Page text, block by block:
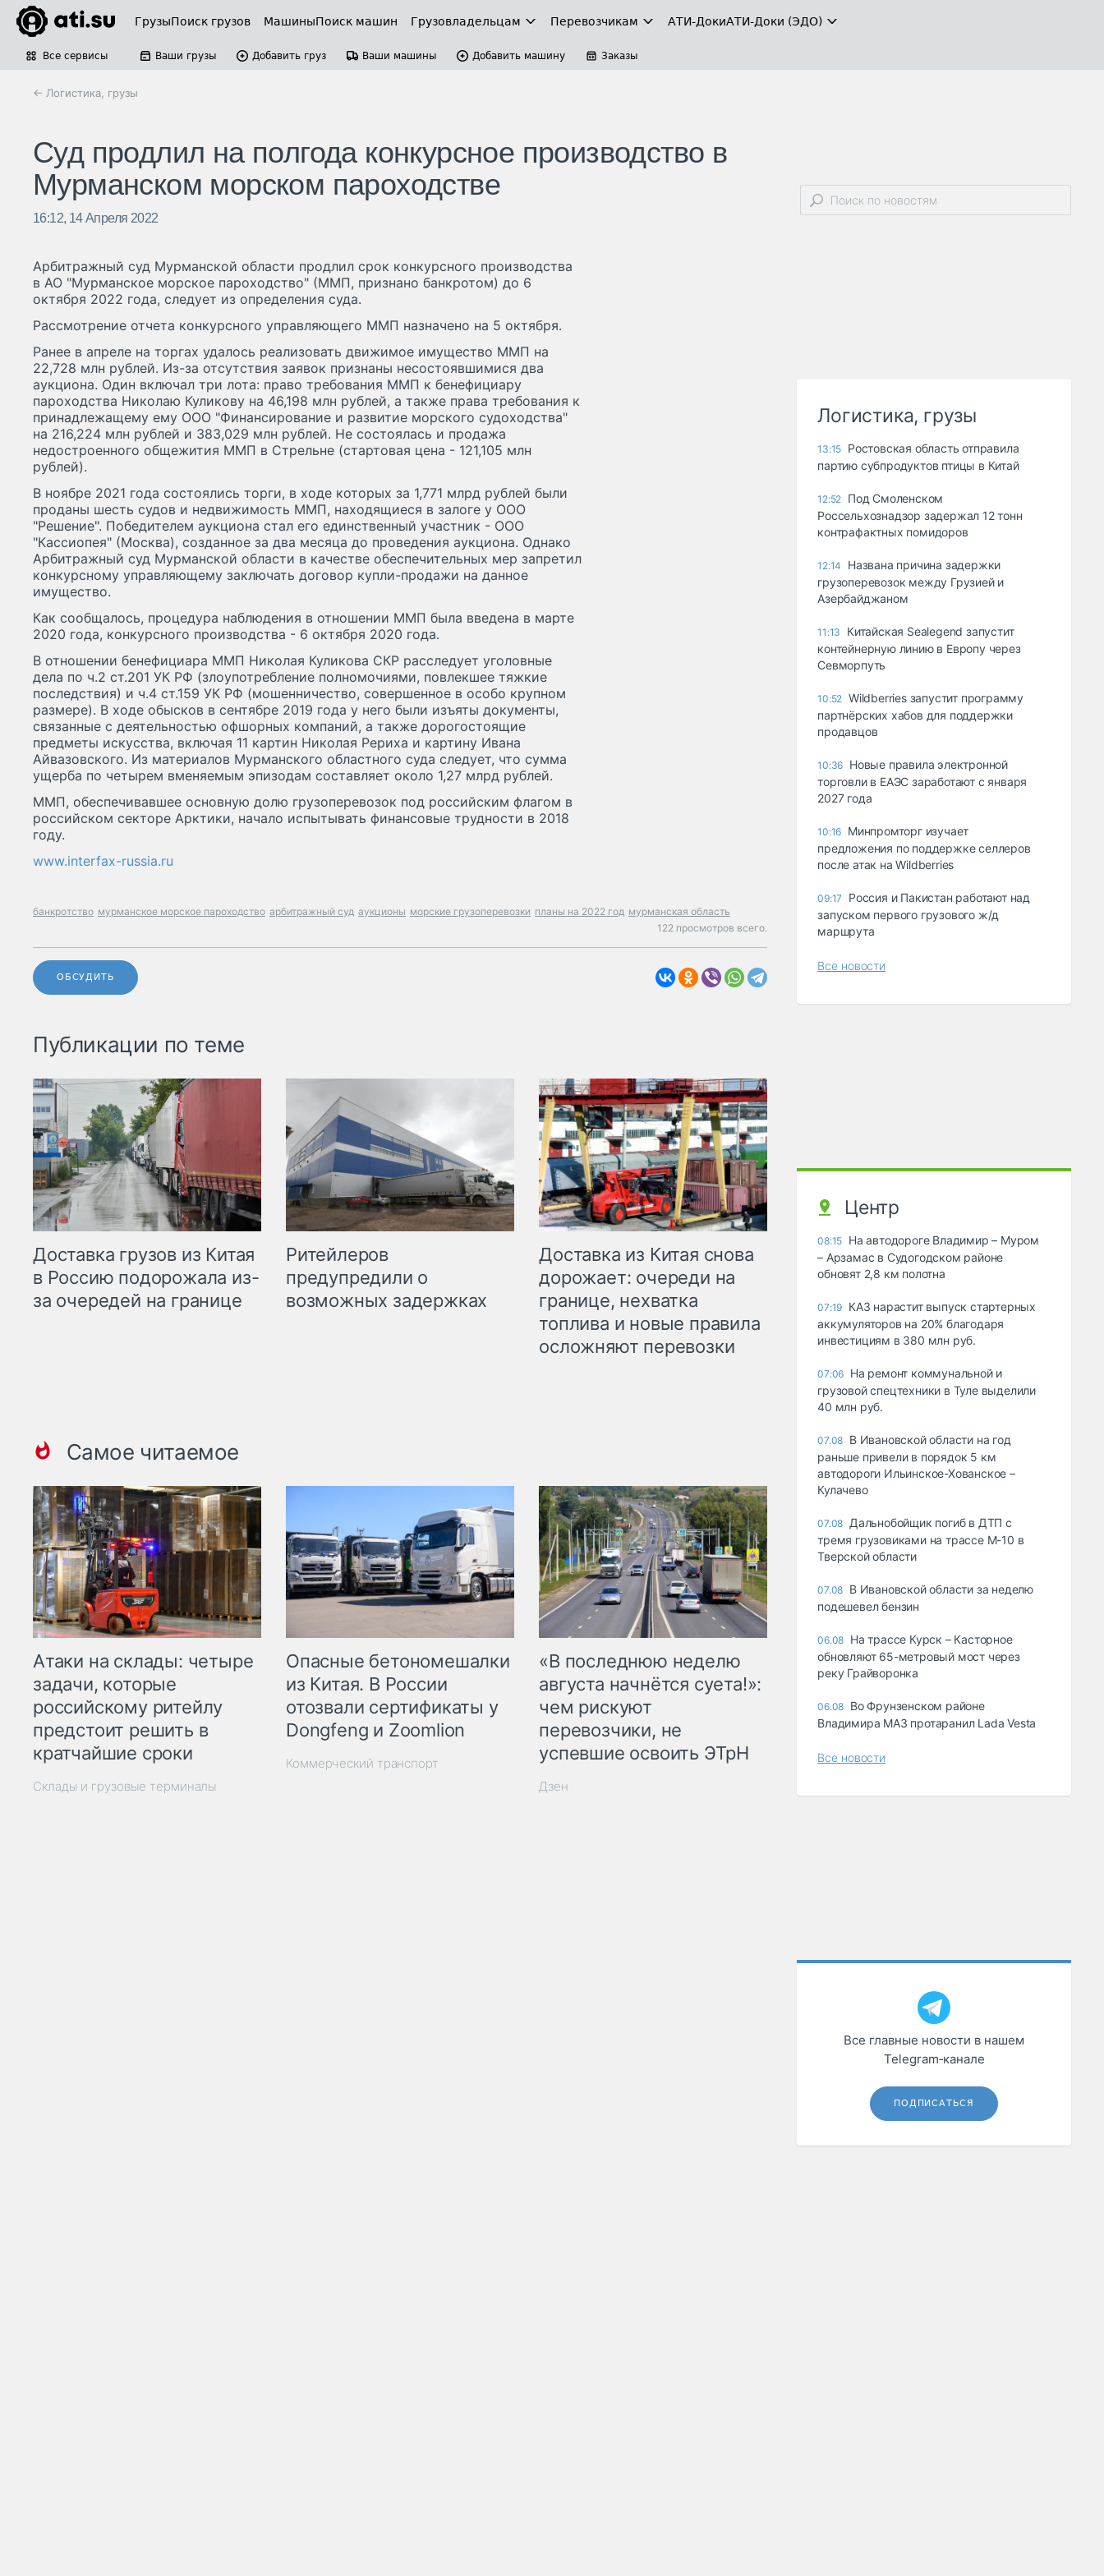
ГрузыПоиск грузов МашиныПоиск машин Грузовладельцам Перевозчикам АТИ-ДокиАТИ-Доки (ЭДО)
Все сервисы Ваши грузы Добавить груз Ваши машины Добавить машину Заказы
← Логистика, грузы
Суд продлил на полгода конкурсное производство в
Мурманском морском пароходстве
16:12, 14 Апреля 2022
Арбитражный суд Мурманской области продлил срок конкурсного производства
в АО "Мурманское морское пароходство" (ММП, признано банкротом) до 6
октября 2022 года, следует из определения суда.
Рассмотрение отчета конкурсного управляющего ММП назначено на 5 октября.
Ранее в апреле на торгах удалось реализовать движимое имущество ММП на
22,728 млн рублей. Из-за отсутствия заявок признаны несостоявшимися два
аукциона. Один включал три лота: право требования ММП к бенефициару
пароходства Николаю Куликову на 46,198 млн рублей, а также права требования к
принадлежащему ему ООО "Финансирование и развитие морского судоходства"
на 216,224 млн рублей и 383,029 млн рублей. Не состоялась и продажа
недостроенного общежития ММП в Стрельне (стартовая цена - 121,105 млн
рублей).
В ноябре 2021 года состоялись торги, в ходе которых за 1,771 млрд рублей были
проданы шесть судов и недвижимость ММП, находящиеся в залоге у ООО
"Решение". Победителем аукциона стал его единственный участник - ООО
"Кассиопея" (Москва), созданное за два месяца до проведения аукциона. Однако
Арбитражный суд Мурманской области в качестве обеспечительных мер запретил
конкурсному управляющему заключать договор купли-продажи на данное
имущество.
Как сообщалось, процедура наблюдения в отношении ММП была введена в марте
2020 года, конкурсного производства - 6 октября 2020 года.
В отношении бенефициара ММП Николая Куликова СКР расследует уголовные
дела по ч.2 ст.201 УК РФ (злоупотребление полномочиями, повлекшее тяжкие
последствия) и ч.4 ст.159 УК РФ (мошенничество, совершенное в особо крупном
размере). В ходе обысков в сентябре 2019 года у него были изъяты документы,
связанные с деятельностью офшорных компаний, а также дорогостоящие
предметы искусства, включая 11 картин Николая Рериха и картину Ивана
Айвазовского. Из материалов Мурманского областного суда следует, что сумма
ущерба по четырем вменяемым эпизодам составляет около 1,27 млрд рублей.
ММП, обеспечивавшее основную долю грузоперевозок под российским флагом в
российском секторе Арктики, начало испытывать финансовые трудности в 2018
году.
www.interfax-russia.ru
банкротство мурманское морское пароходство арбитражный суд аукционы морские грузоперевозки планы на 2022 год мурманская область
122 просмотров всего.
ОБСУДИТЬ
Публикации по теме
Доставка грузов из Китая
в Россию подорожала из-
за очередей на границе
Ритейлеров
предупредили о
возможных задержках
Доставка из Китая снова
дорожает: очереди на
границе, нехватка
топлива и новые правила
осложняют перевозки
Самое читаемое
Атаки на склады: четыре
задачи, которые
российскому ритейлу
предстоит решить в
кратчайшие сроки
Склады и грузовые терминалы
Опасные бетономешалки
из Китая. В России
отозвали сертификаты у
Dongfeng и Zoomlion
Коммерческий транспорт
«В последнюю неделю
августа начнётся суета!»:
чем рискуют
перевозчики, не
успевшие освоить ЭТрН
Дзен
Логистика, грузы
13:15 Ростовская область отправила
партию субпродуктов птицы в Китай
12:52 Под Смоленском
Россельхознадзор задержал 12 тонн
контрафактных помидоров
12:14
Названа причина задержки
грузоперевозок между Грузией и
Азербайджаном
11:13
Китайская Sealegend запустит
контейнерную линию в Европу через
Севморпуть
10:52 Wildberries запустит программу
партнёрских хабов для поддержки
продавцов
10:36 Новые правила электронной
торговли в ЕАЭС заработают с января
2027 года
10:16 Минпромторг изучает
предложения по поддержке селлеров
после атак на Wildberries
09:17
Россия и Пакистан работают над
запуском первого грузового ж/д
маршрута
Все новости
Центр
08:15 На автодороге Владимир – Муром
– Арзамас в Судогодском районе
обновят 2,8 км полотна
07:19 КАЗ нарастит выпуск стартерных
аккумуляторов на 20% благодаря
инвестициям в 380 млн руб.
07:06 На ремонт коммунальной и
грузовой спецтехники в Туле выделили
40 млн руб.
07.08 В Ивановской области на год
раньше привели в порядок 5 км
автодороги Ильинское-Хованское –
Кулачево
07.08 Дальнобойщик погиб в ДТП с
тремя грузовиками на трассе М-10 в
Тверской области
07.08 В Ивановской области за неделю
подешевел бензин
06.08 На трассе Курск – Касторное
обновляют 65-метровый мост через
реку Грайворонка
06.08 Во Фрунзенском районе
Владимира МАЗ протаранил Lada Vesta
Все новости
Все главные новости в нашем
Telegram‑канале
ПОДПИСАТЬСЯ